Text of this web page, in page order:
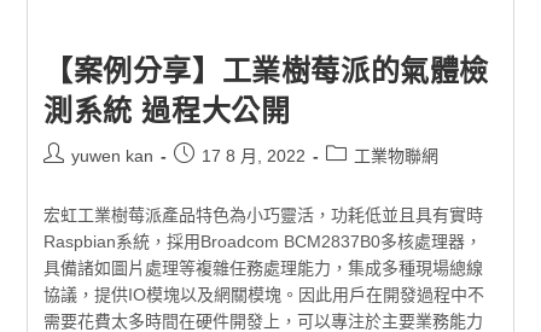
【案例分享】工業樹莓派的氣體檢
測系統 過程大公開
yuwen kan 17 8 月, 2022 工業物聯網
宏虹工業樹莓派產品特色為小巧靈活，功耗低並且具有實時
Raspbian系統，採用Broadcom BCM2837B0多核處理器，
具備諸如圖片處理等複雜任務處理能力，集成多種現場總線
協議，提供IO模塊以及網關模塊。因此用戶在開發過程中不
需要花費太多時間在硬件開發上，可以專注於主要業務能力